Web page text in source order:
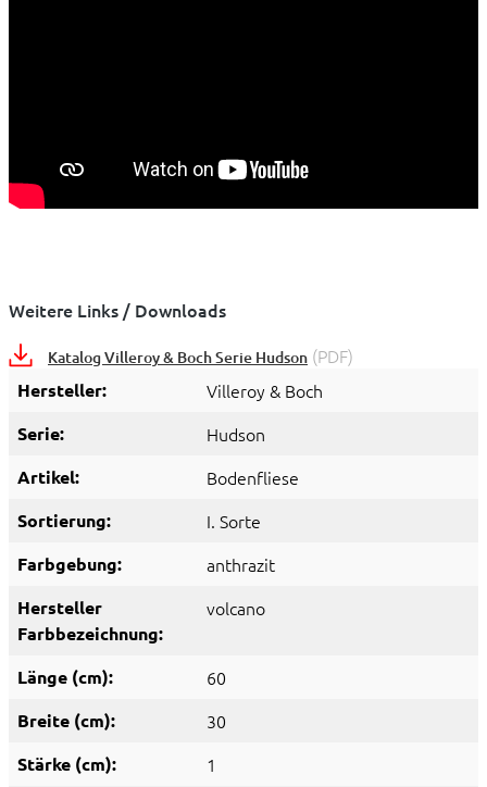
Weitere Links / Downloads
Katalog Villeroy & Boch Serie Hudson (PDF)
Hersteller: Villeroy & Boch
Serie: Hudson
Artikel: Bodenfliese
Sortierung: I. Sorte
Farbgebung: anthrazit
Hersteller
Farbbezeichnung:
volcano
Länge (cm): 60
Breite (cm): 30
Stärke (cm): 1